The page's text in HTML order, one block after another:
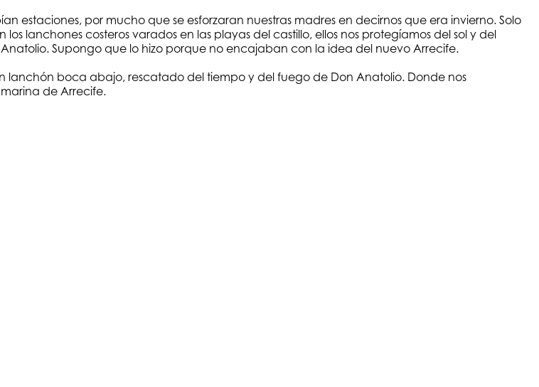
estaciones, por mucho que se esforzaran nuestras madres en decirnos que era invierno. Solo
lanchones costeros varados en las playas del castillo, ellos nos protegíamos del sol y del
Supongo que lo hizo porque no encajaban con la idea del nuevo Arrecife.
lanchón boca abajo, rescatado del tiempo y del fuego de Don Anatolio. Donde nos
de Arrecife.